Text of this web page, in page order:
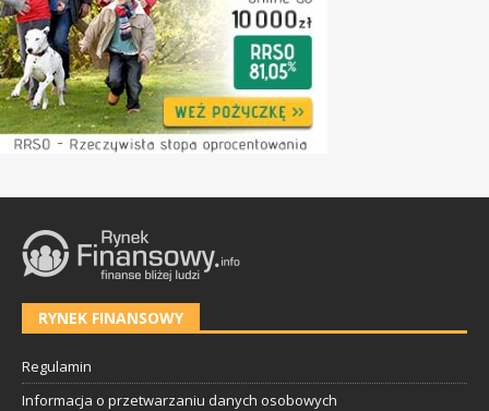
RYNEK FINANSOWY
Regulamin
Informacja o przetwarzaniu danych osobowych